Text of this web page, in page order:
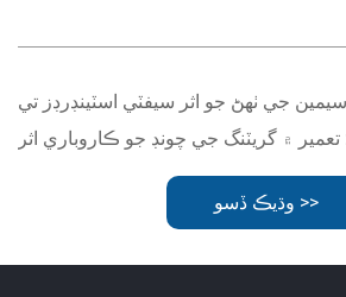
جي ٺهڻ جو اثر سيفٽي اسٽينڊرڊز تي
تعمير ۾ گريٽنگ جي چونڊ جو ڪاروباري اثر
وڌيڪ ڏسو >>